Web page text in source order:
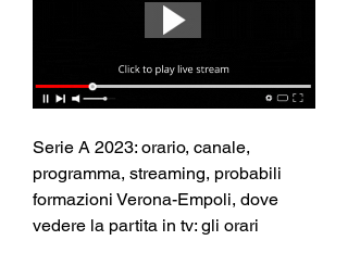
Serie A 2023: orario, canale,
programma, streaming, probabili
formazioni Verona-Empoli, dove
vedere la partita in tv: gli orari